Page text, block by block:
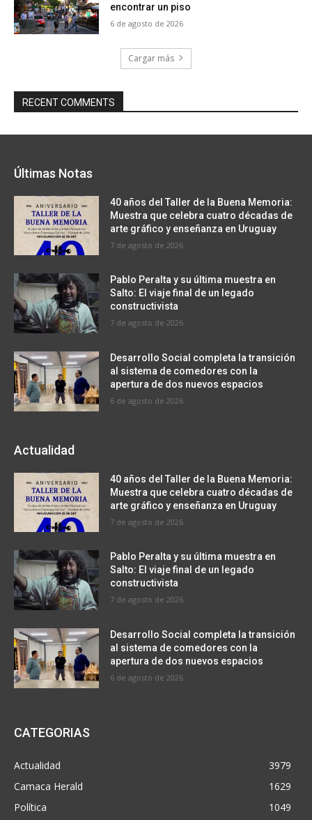
encontrar un piso
6 de agosto de 2026
Cargar más
RECENT COMMENTS
Últimas Notas
40 años del Taller de la Buena Memoria:
Muestra que celebra cuatro décadas de
arte gráfico y enseñanza en Uruguay
7 de agosto de 2026
Pablo Peralta y su última muestra en
Salto: El viaje final de un legado
constructivista
7 de agosto de 2026
Desarrollo Social completa la transición
al sistema de comedores con la
apertura de dos nuevos espacios
6 de agosto de 2026
Actualidad
40 años del Taller de la Buena Memoria:
Muestra que celebra cuatro décadas de
arte gráfico y enseñanza en Uruguay
7 de agosto de 2026
Pablo Peralta y su última muestra en
Salto: El viaje final de un legado
constructivista
7 de agosto de 2026
Desarrollo Social completa la transición
al sistema de comedores con la
apertura de dos nuevos espacios
6 de agosto de 2026
CATEGORIAS
Actualidad
3979
Camaca Herald
1629
Política
1049